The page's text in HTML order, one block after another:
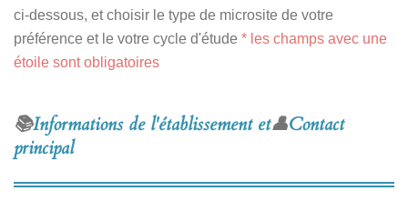
ci-dessous, et choisir le type de microsite de votre
préférence et le votre cycle d'étude * les champs avec une
étoile sont obligatoires
📚Informations de l'établissement et👤Contact
principal